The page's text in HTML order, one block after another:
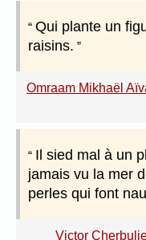
Qui plante un
raisins.
Omraam Mikhaël
Il sied mal à un
jamais vu la mer
perles qui font
Victor